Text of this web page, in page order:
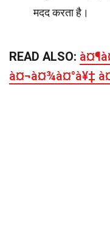
मदद करता है।
READ ALSO:
à¤¬à¤¾à¤°à¥‡